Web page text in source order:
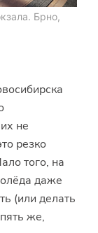
Брно,
не
резко
того, на
даже
(или делать
же,